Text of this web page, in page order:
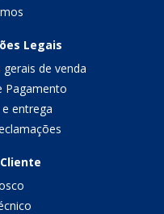
Legais
de venda
Pagamento
entrega